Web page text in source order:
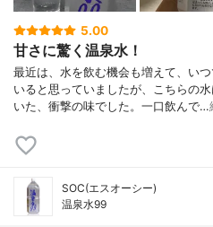
5.00
甘さに驚く温泉水！
最近は、水を飲む機会も増えて、い
いると思っていましたが、こちらの
いた、衝撃の味でした。一口飲んで…
SOC(エスオーシー)
温泉水99